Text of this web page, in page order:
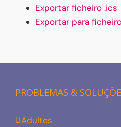
Exportar ficheiro .ics
Exportar para
PROBLEMAS &
Adultos